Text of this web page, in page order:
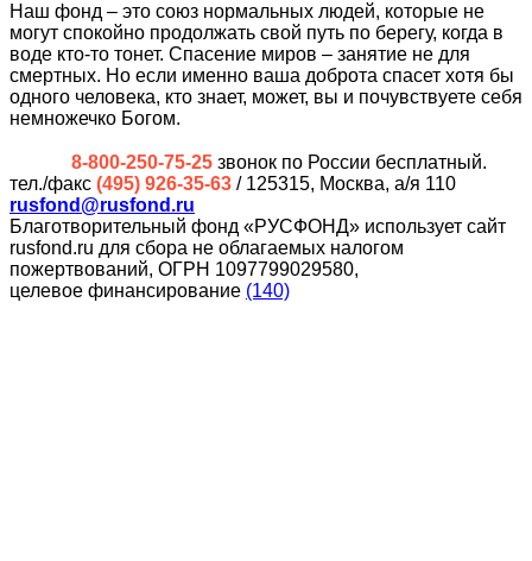
Наш фонд – это союз нормальных людей, которые не
могут спокойно продолжать свой путь по берегу, когда в
воде кто-то тонет. Спасение миров – занятие не для
смертных. Но если именно ваша доброта спасет хотя бы
одного человека, кто знает, может, вы и почувствуете себя
немножечко Богом.
8-800-250-75-25 звонок по России бесплатный.
тел./факс (495) 926-35-63 / 125315, Москва, а/я 110
rusfond@rusfond.ru
Благотворительный фонд «РУСФОНД» использует сайт
rusfond.ru для сбора не облагаемых налогом
пожертвований, ОГРН 1097799029580,
целевое финансирование (140)